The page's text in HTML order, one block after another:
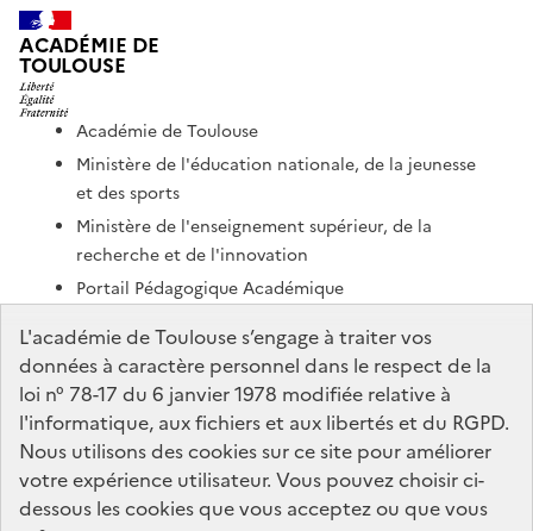
ACADÉMIE DE
TOULOUSE
Académie de Toulouse
Ministère de l'éducation nationale, de la jeunesse
et des sports
Ministère de l'enseignement supérieur, de la
recherche et de l'innovation
Portail Pédagogique Académique
Nous contacter
DSDEN de l'Ariège
7 rue du Lieutenant Paul Delpech
BP40077
09008 Foix Cedex
L'académie de Toulouse s’engage à traiter vos
données à caractère personnel dans le respect de la
loi n° 78-17 du 6 janvier 1978 modifiée relative à
l'informatique, aux fichiers et aux libertés et du RGPD.
Nous utilisons des cookies sur ce site pour améliorer
votre expérience utilisateur. Vous pouvez choisir ci-
dessous les cookies que vous acceptez ou que vous